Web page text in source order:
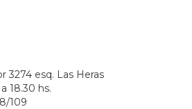
3274 esq. Las Heras
18.30 hs.
109